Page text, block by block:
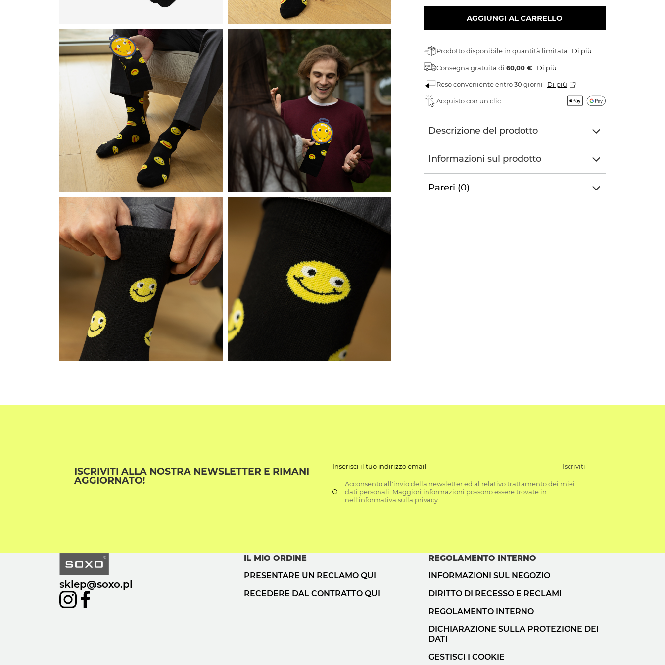
AGGIUNGI AL CARRELLO
Prodotto disponibile in quantità limitata Di più
Consegna gratuita di60,00 € Di più
Reso conveniente entro 30 giorni Di più
Acquisto con un clic
Descrizione del prodotto
Informazioni sul prodotto
Pareri (0)
ISCRIVITI ALLA NOSTRA NEWSLETTER E RIMANI
AGGIORNATO!
Inserisci il tuo indirizzo email Iscriviti
Acconsento all'invio della newsletter ed al relativo trattamento dei miei
dati personali. Maggiori informazioni possono essere trovate in
nell'informativa sulla privacy.
sklep@soxo.pl
IL MIO ORDINE
PRESENTARE UN RECLAMO QUI
RECEDERE DAL CONTRATTO QUI
REGOLAMENTO INTERNO
INFORMAZIONI SUL NEGOZIO
DIRITTO DI RECESSO E RECLAMI
REGOLAMENTO INTERNO
DICHIARAZIONE SULLA PROTEZIONE DEI
DATI
GESTISCI I COOKIE